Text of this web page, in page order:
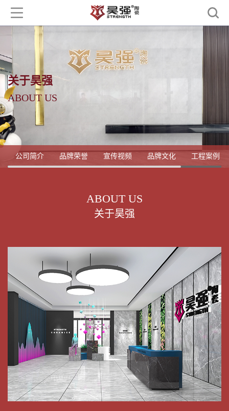
关于昊强
ABOUT US
公司简介 品牌荣誉 宣传视频 品牌文化 工程案例
ABOUT US
关于昊强